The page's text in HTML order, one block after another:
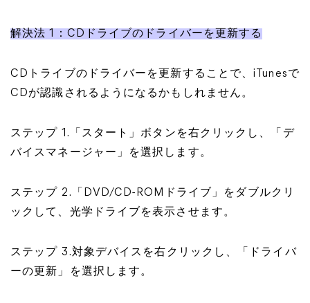
解決法 1：CDドライブのドライバーを更新する
CDトライブのドライバーを更新することで、iTunesで
CDが認識されるようになるかもしれません。
ステップ 1.「スタート」ボタンを右クリックし、「デ
バイスマネージャー」を選択します。
ステップ 2.「DVD/CD-ROMドライブ」をダブルクリ
ックして、光学ドライブを表示させます。
ステップ 3.対象デバイスを右クリックし、「ドライバ
ーの更新」を選択します。